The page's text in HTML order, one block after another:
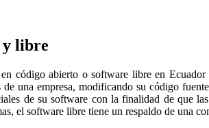
y libre
código abierto o software libre en Ecuador
de una empresa, modificando su código
de su software con la finalidad de que
el software libre tiene un respaldo de una